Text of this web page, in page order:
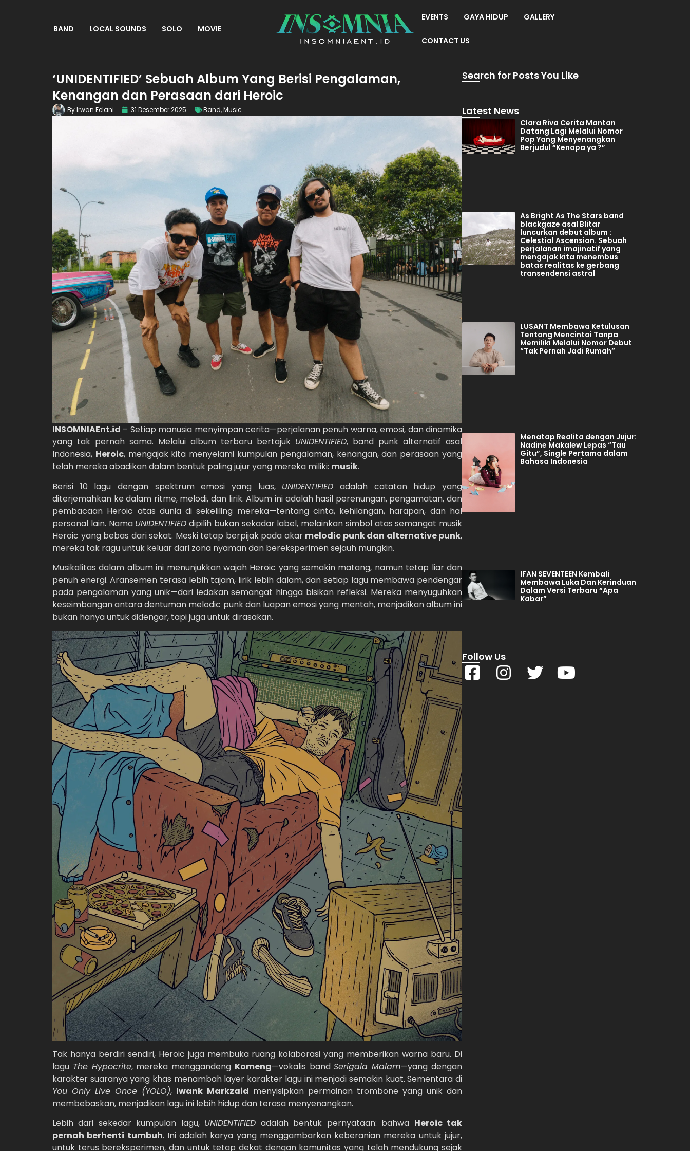
BAND LOCAL SOUNDS SOLO MOVIE
EVENTS GAYA HIDUP GALLERY
CONTACT US
‘UNIDENTIFIED’ Sebuah Album Yang Berisi Pengalaman,
Kenangan dan Perasaan dari Heroic
ByIrwan Felani 31 Desember 2025 Band,Music
INSOMNIAEnt.id – Setiap manusia menyimpan cerita—perjalanan penuh warna, emosi, dan dinamika
yang tak pernah sama. Melalui album terbaru bertajuk UNIDENTIFIED, band punk alternatif asal
Indonesia, Heroic, mengajak kita menyelami kumpulan pengalaman, kenangan, dan perasaan yang
telah mereka abadikan dalam bentuk paling jujur yang mereka miliki: musik.
Berisi 10 lagu dengan spektrum emosi yang luas, UNIDENTIFIED adalah catatan hidup yang
diterjemahkan ke dalam ritme, melodi, dan lirik. Album ini adalah hasil perenungan, pengamatan, dan
pembacaan Heroic atas dunia di sekeliling mereka—tentang cinta, kehilangan, harapan, dan hal
personal lain. Nama UNIDENTIFIED dipilih bukan sekadar label, melainkan simbol atas semangat musik
Heroic yang bebas dari sekat. Meski tetap berpijak pada akar melodic punk dan alternative punk,
mereka tak ragu untuk keluar dari zona nyaman dan bereksperimen sejauh mungkin.
Musikalitas dalam album ini menunjukkan wajah Heroic yang semakin matang, namun tetap liar dan
penuh energi. Aransemen terasa lebih tajam, lirik lebih dalam, dan setiap lagu membawa pendengar
pada pengalaman yang unik—dari ledakan semangat hingga bisikan refleksi. Mereka menyuguhkan
keseimbangan antara dentuman melodic punk dan luapan emosi yang mentah, menjadikan album ini
bukan hanya untuk didengar, tapi juga untuk dirasakan.
Tak hanya berdiri sendiri, Heroic juga membuka ruang kolaborasi yang memberikan warna baru. Di
lagu The Hypocrite, mereka menggandeng Komeng—vokalis bandSerigala Malam—yang dengan
karakter suaranya yang khas menambah layer karakter lagu ini menjadi semakin kuat. Sementara di
You Only Live Once (YOLO), Iwank Markzaid menyisipkan permainan trombone yang unik dan
membebaskan, menjadikan lagu ini lebih hidup dan terasa menyenangkan.
Lebih dari sekedar kumpulan lagu, UNIDENTIFIED adalah bentuk pernyataan: bahwa Heroic tak
pernah berhenti tumbuh. Ini adalah karya yang menggambarkan keberanian mereka untuk jujur,
untuk terus bereksperimen, dan untuk tetap dekat dengan komunitas yang telah mendukung sejak
Search for Posts You Like
Latest News
Clara Riva Cerita Mantan
Datang Lagi Melalui Nomor
Pop Yang Menyenangkan
Berjudul “Kenapa ya ?”
As Bright As The Stars band
blackgaze asal Blitar
luncurkan debut album :
Celestial Ascension. Sebuah
perjalanan imajinatif yang
mengajak kita menembus
batas realitas ke gerbang
transendensi astral
LUSANT Membawa Ketulusan
Tentang Mencintai Tanpa
Memiliki Melalui Nomor Debut
“Tak Pernah Jadi Rumah”
Menatap Realita dengan Jujur:
Nadine Makalew Lepas “Tau
Gitu”, Single Pertama dalam
Bahasa Indonesia
IFAN SEVENTEEN Kembali
Membawa Luka Dan Kerinduan
Dalam Versi Terbaru “Apa
Kabar”
Follow Us